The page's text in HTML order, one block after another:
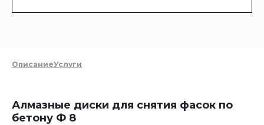
ОписаниеУслуги
Алмазные диски для снятия фасок по
бетону Ф 8